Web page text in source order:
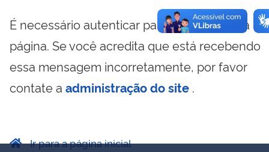
É necessário autenticar para visualizar essa
página. Se você acredita que está recebendo
essa mensagem incorretamente, por favor
contate a administração do site .
Ir para a página inicial